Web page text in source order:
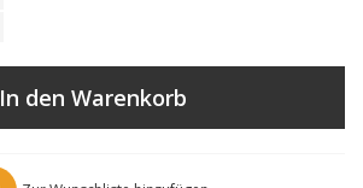
In den Warenkorb